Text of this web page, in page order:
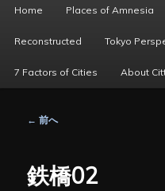
ー
Home Places of Amnesia
Reconstructed Tokyo
7 Factors of Cities About
ビ
ゲ
← 前へ
鉄橋02